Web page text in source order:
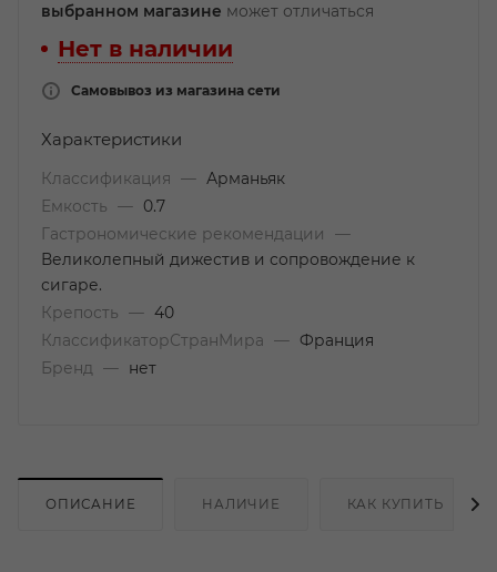
выбранном магазине может отличаться
Нет в наличии
Самовывоз из магазина сети
Характеристики
Классификация —
Арманьяк
Емкость
—
0.7
Гастрономические рекомендации
—
Великолепный дижестив и сопровождение к
сигаре.
Крепость
— 40
КлассификаторСтранМира
— Франция
Бренд
— нет
ОПИСАНИЕ НАЛИЧИЕ КАК КУПИТЬ